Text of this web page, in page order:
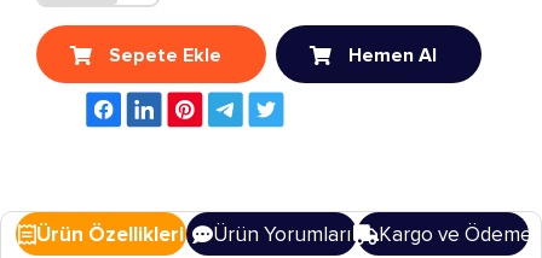
Sepete Ekle Hemen Al
Ürün Özellikleri Ürün Yorumları Kargo ve Ödeme